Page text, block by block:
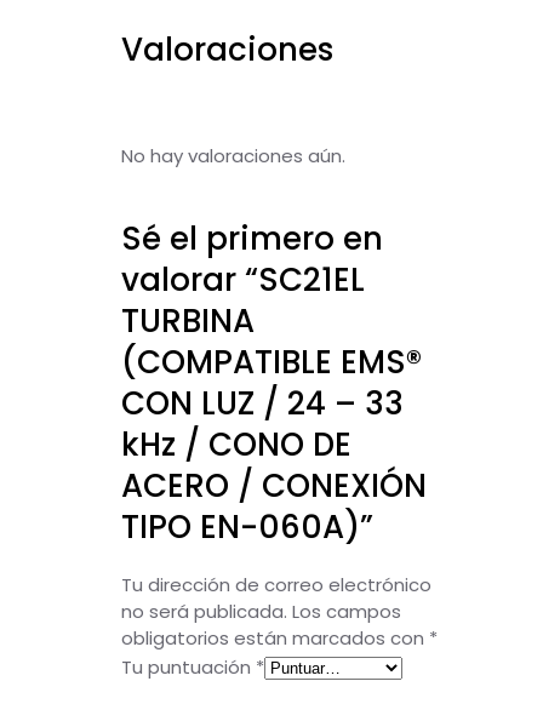
Valoraciones
No hay valoraciones aún.
Sé el primero en
valorar “SC21EL
TURBINA
(COMPATIBLE EMS®
CON LUZ / 24 – 33
kHz / CONO DE
ACERO / CONEXIÓN
TIPO EN-060A)”
Tu dirección de correo electrónico
no será publicada. Los campos
obligatorios están marcados con *
Tu puntuación *